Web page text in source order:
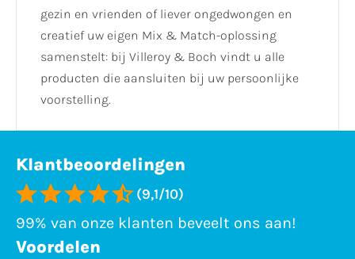
gezin en vrienden of liever ongedwongen en
creatief uw eigen Mix & Match-oplossing
samenstelt: bij Villeroy & Boch vindt u alle
producten die aansluiten bij uw persoonlijke
voorstelling.
Klantbeoordelingen
(9,1/10)
99% van onze klanten beveelt ons aan!
Voordelen